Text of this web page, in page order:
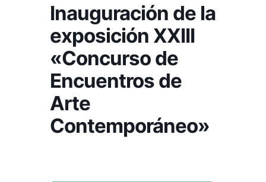
Inauguración de la
exposición XXIII
«Concurso de
Encuentros de
Arte
Contemporáneo»